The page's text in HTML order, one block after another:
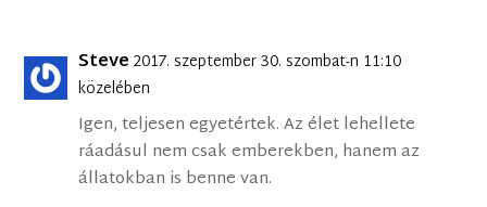
Steve 2017. szeptember 30. szombat-n 11:10
közelében
Igen, teljesen egyetértek. Az élet lehellete
ráadásul nem csak emberekben, hanem az
állatokban is benne van.